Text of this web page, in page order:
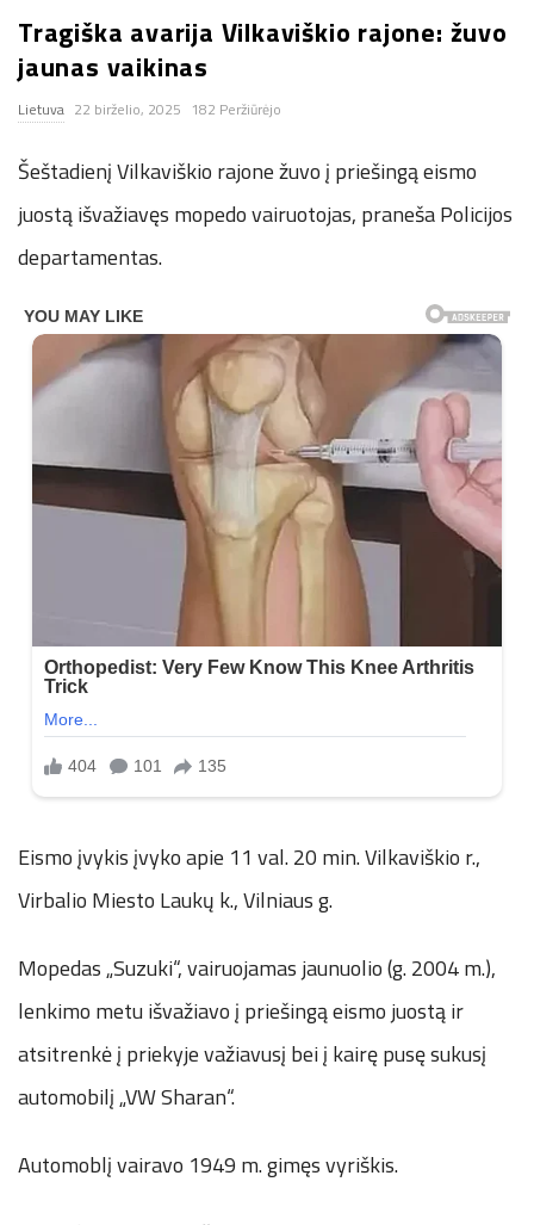
n
.
n
e
t
Tragiška avarija Vilkaviškio rajone: žuvo
jaunas vaikinas
Lietuva 22 birželio, 2025 182 Peržiūrėjo
Šeštadienį Vilkaviškio rajone žuvo į priešingą eismo
juostą išvažiavęs mopedo vairuotojas, praneša Policijos
departamentas.
Eismo įvykis įvyko apie 11 val. 20 min. Vilkaviškio r.,
Virbalio Miesto Laukų k., Vilniaus g.
Mopedas „Suzuki“, vairuojamas jaunuolio (g. 2004 m.),
lenkimo metu išvažiavo į priešingą eismo juostą ir
atsitrenkė į priekyje važiavusį bei į kairę pusę sukusį
automobilį „VW Sharan“.
Automoblį vairavo 1949 m. gimęs vyriškis.